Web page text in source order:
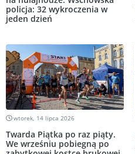
policja: 32 wykroczenia w
jeden dzień
wtorek, 14 lipca 2026
Twarda Piątka po raz piąty.
We wrześniu pobiegną po